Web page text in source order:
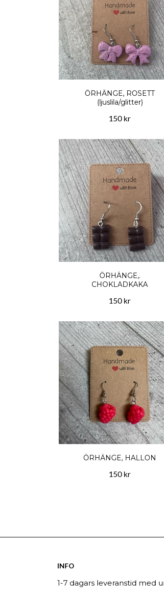
ÖRHÄNGE, ROSETT
(ljuslila/glitter)
150 kr
ÖRHÄNGE,.
CHOKLADKAKA
150 kr
ÖRHÄNGE, HALLON
150 kr
INFO
1-7 dagars leveranstid med